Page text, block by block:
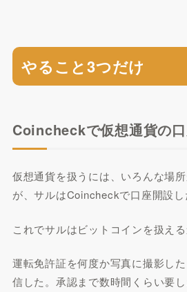
やること3つだけ
Coincheckで仮想通貨の
仮想通貨を扱うには、いろんな場
が、サルはCoincheckで口座開設し
これでサルはビットコインを扱え
運転免許証を何度か写真に撮影し
信した。承認まで数時間くらい要し